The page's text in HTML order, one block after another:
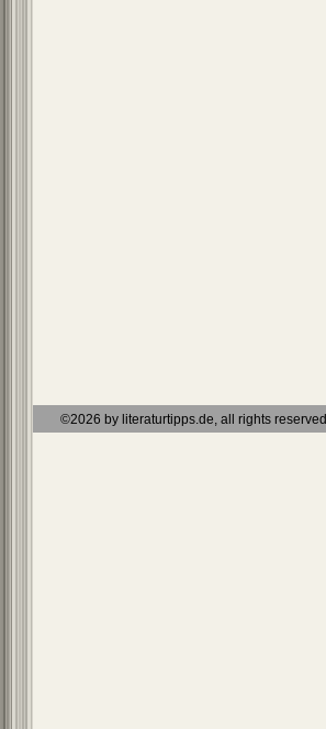
©2026 by literaturtipps.de, all rights reserved